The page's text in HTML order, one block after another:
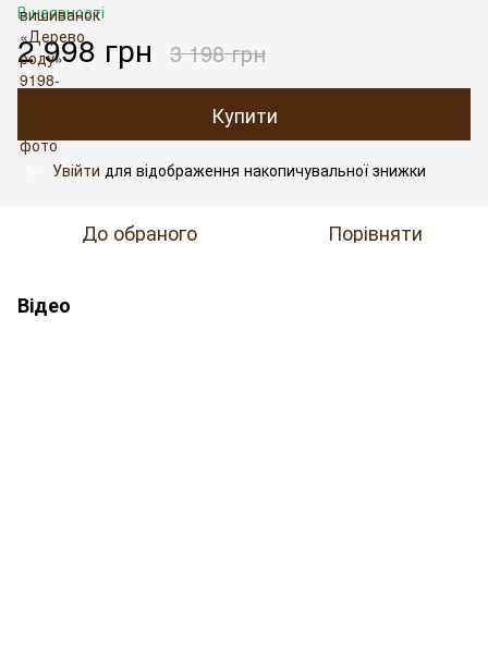
В наявності
2 998 грн 3 198 грн
Купити
Увійти для відображення накопичувальної знижки
До обраного Порівняти
Відео